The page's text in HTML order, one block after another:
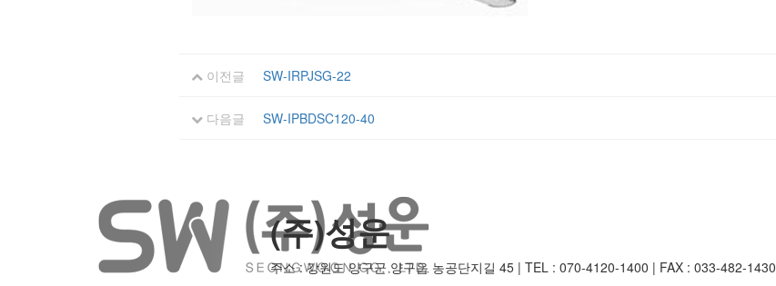
이전글 SW-IRPJSG-22
다음글 SW-IPBDSC120-40
(주)성운
주소 : 강원도 양구군 양구읍 농공단지길 45 | TEL : 070-4120-1400 | FAX : 033-482-1430